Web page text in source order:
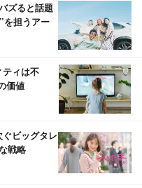
ズると話題
を担うアー
ティは不
価値
ビッグタレ
戦略